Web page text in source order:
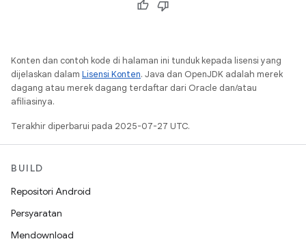
Konten dan contoh kode di halaman ini tunduk kepada lisensi yang
dijelaskan dalam Lisensi Konten. Java dan OpenJDK adalah merek
dagang atau merek dagang terdaftar dari Oracle dan/atau
afiliasinya.
Terakhir diperbarui pada 2025-07-27 UTC.
BUILD
Repositori Android
Persyaratan
Mendownload